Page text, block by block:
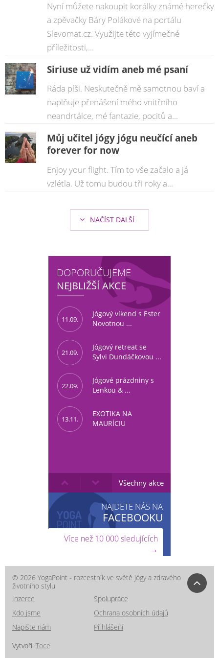
Nyní můžete nakoupit korálky známé herečky
a zpěvačky Báry Polákové na portálu
Slevomat.cz. Využijte této vyjímečné
příležitosti,...
Siriuse už vidím aneb mé psaní
Ráda píši. Neskutečně mě samotnou baví a
naplňuje přenášení mého vnitřního
neandrtálce, mé fantazie, pocitů a...
Můj učitel jógy jógu neučící aneb
forever for now
Enjoy your flight. Tím to vše začalo a já
vzlétla. Už tomu budou tři roky a...
NAČÍST DALŠÍ
DOPORUČUJEME
NEJBLIŽŠÍ AKCE
11.09.
Jógový víkend s Ester
Novotnou ...
21.09.
Jógový retreat se
Sylvi Dundáčkovou ...
22.09.
Jógové prázdniny s
Lenkou & ...
13.11.
EXOTIKA NA
MAURÍCIU
Všechny akce
NAJDETE NÁS NA
FACEBOOKU
Více než 10 000 sledujících
→
© 2026 YogaPoint - rozcestník ve světě jógy a zdravého
životního stylu
Inzerce
Spolupráce
Kdo jsme
Ochrana osobních údajů
Napište nám
Přihlášení
Vytvořil Toce